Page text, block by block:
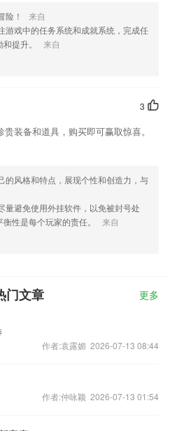
险！
来自
游戏中的任务系统和成就系统，完成任
提升。
来自
3
装备和道具，购买即可赢取惊喜。
的风格和特点，展现个性和创造力，与
量避免使用外挂软件，以免被封号处
性是每个玩家的责任。
来自
门文章 更多
作者:袁露媚 2026-07-13 08:44
作者:仲咏颖 2026-07-13 01:54